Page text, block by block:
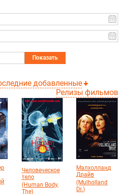
Показать
добавленные
Релизы фильмов
Человеческое
тело
(Human Body,
The)
Малхолланд
Драйв
(Mulholland
Dr.)